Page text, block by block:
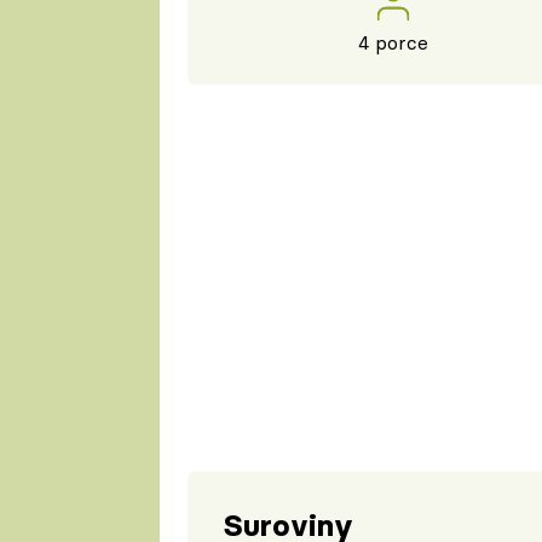
4 porce
Suroviny